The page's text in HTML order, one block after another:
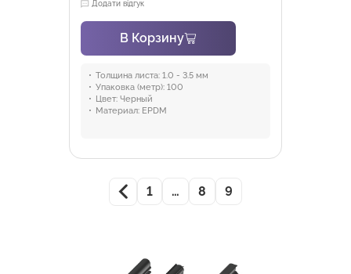
Додати відгук
В Корзину
Толщина листа: 1.0 - 3.5 мм
Упаковка (метр): 100
Цвет: Черный
Материал: EPDM
1 … 8 9